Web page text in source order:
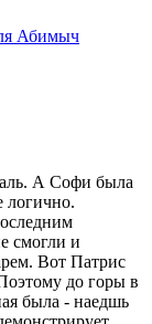
Абимыч
А Софи была
логично.
смогли и
Вот Патрис
до горы в
была - наедшь